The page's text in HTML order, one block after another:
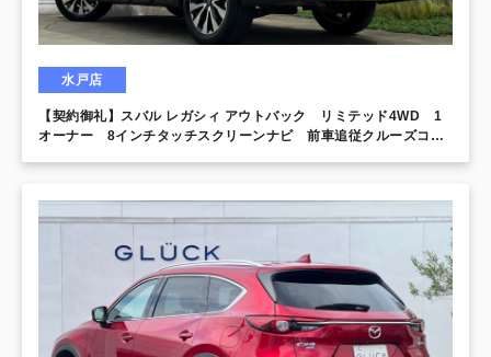
水戸店
【契約御礼】スバル レガシィ アウトバック リミテッド4WD 1
オーナー 8インチタッチスクリーンナビ 前車追従クルーズコン